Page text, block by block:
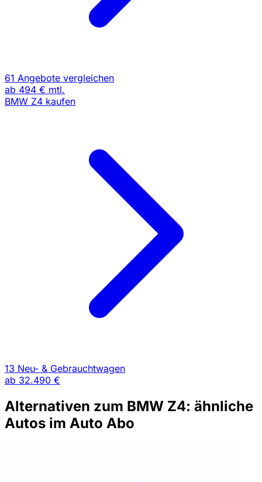
61 Angebote vergleichen
ab 494 € mtl.
BMW Z4 kaufen
13 Neu- & Gebrauchtwagen
ab 32.490 €
Alternativen zum BMW Z4: ähnliche
Autos im Auto Abo